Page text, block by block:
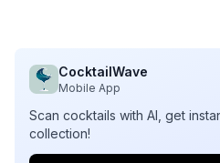
CocktailWave
Mobile App
Scan cocktails with AI, get
collection!